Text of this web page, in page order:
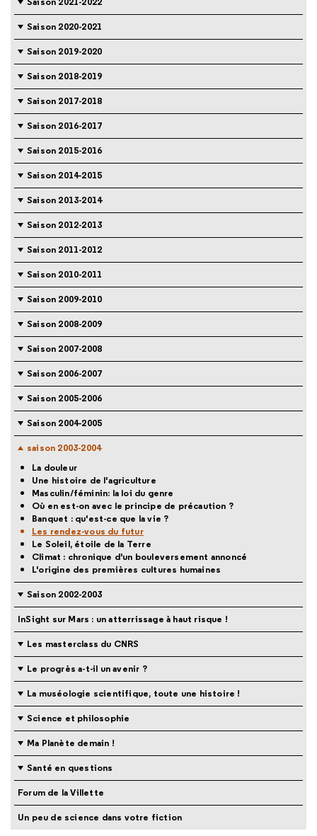
Saison 2020-2021
Saison 2019-2020
Saison 2018-2019
Saison 2017-2018
Saison 2016-2017
Saison 2015-2016
Saison 2014-2015
Saison 2013-2014
Saison 2012-2013
Saison 2011-2012
Saison 2010-2011
Saison 2009-2010
Saison 2008-2009
Saison 2007-2008
Saison 2006-2007
Saison 2005-2006
Saison 2004-2005
saison 2003-2004
La douleur
Une histoire de l'agriculture
Masculin/féminin: la loi du genre
Où en est-on avec le principe de précaution ?
Banquet : qu'est-ce que la vie ?
Les rendez-vous du futur
Le Soleil, étoile de la Terre
Climat : chronique d'un bouleversement annoncé
L'origine des premières cultures humaines
Saison 2002-2003
InSight sur Mars : un atterrissage à haut risque !
Les masterclass du CNRS
Le progrès a-t-il un avenir ?
La muséologie scientifique, toute une histoire !
Science et philosophie
Ma Planète demain !
Santé en questions
Forum de la Villette
Un peu de science dans votre fiction